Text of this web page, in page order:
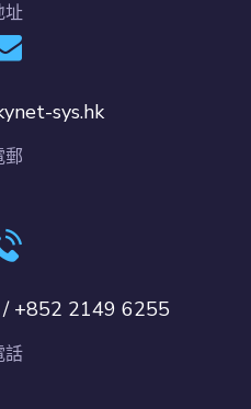
址
sys.hk
郵
+852 2149 6255
話